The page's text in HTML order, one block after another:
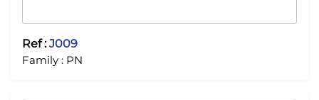
Ref :J009
Family : PN